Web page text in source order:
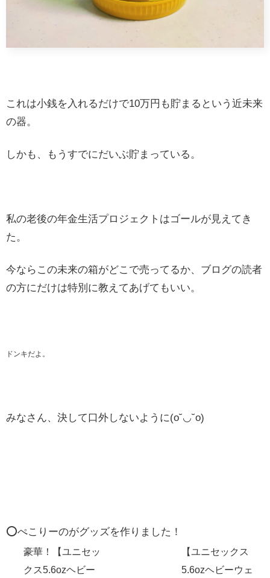
これは小銭を入れるだけで10万円も貯まるという近未来
の器。
しかも、もうすでにだいぶ貯まっている。
私の老後の年金生活プロジェクトはゴールが見えてき
た。
今ならこの未来の箱がどこで売ってるか、ブログの読者
の方にだけは特別に教えてあげてもいい。
ドンキだよ。
みなさん、決して口外しないように(o˘◡˘o)
⭕️ぺこりーのがグッズを作りました！
豪華！【ユニセッ
クス5.6ozヘビー
【ユニセックス
5.6ozヘビーウェ